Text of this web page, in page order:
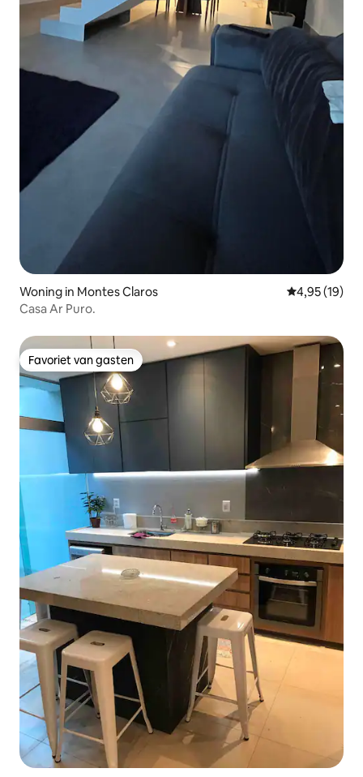
Woning in Montes Claros Gemiddelde
4,95 (19)
Casa Ar Puro.
Favoriet van gasten
Favoriet van gasten